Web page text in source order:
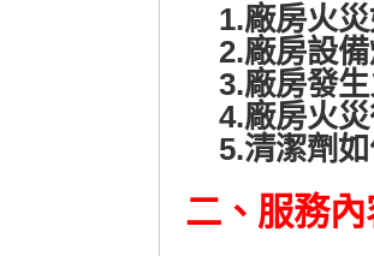
1.廠房火災
2.廠房設備
3.廠房發生
4.廠房火災
5.清潔劑如
二、服務